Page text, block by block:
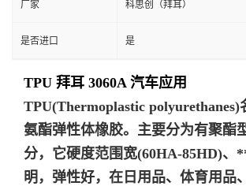
厂家 科思创（拜耳）
是否进口 是
TPU 拜耳 3060A 汽车应用
TPU(Thermoplastic polyurethanes)
氨酯弹性体橡胶。主要分为有聚酯
分，它硬度范围宽(60HA-85HD)、
明，弹性好，在日用品、体育用品